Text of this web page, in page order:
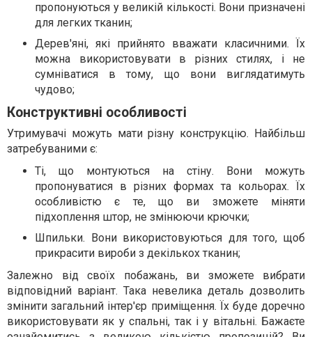
пропонуються у великій кількості. Вони призначені
для легких тканин;
Дерев'яні, які прийнято вважати класичними. Їх
можна використовувати в різних стилях, і не
сумніватися в тому, що вони виглядатимуть
чудово;
Конструктивні особливості
Утримувачі можуть мати різну конструкцію. Найбільш
затребуваними є:
Ті, що монтуються на стіну. Вони можуть
пропонуватися в різних формах та кольорах. Їх
особливістю є те, що ви зможете міняти
підхоплення штор, не змінюючи крючки;
Шпильки. Вони використовуються для того, щоб
прикрасити вироби з декількох тканин;
Залежно від своїх побажань, ви зможете вибрати
відповідний варіант. Така невелика деталь дозволить
змінити загальний інтер'єр приміщення. Їх буде доречно
використовувати як у спальні, так і у вітальні. Бажаєте